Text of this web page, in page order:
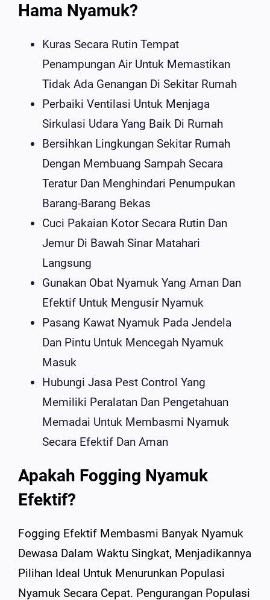
Hama Nyamuk?
Kuras Secara Rutin Tempat
Penampungan Air Untuk Memastikan
Tidak Ada Genangan Di Sekitar Rumah
Perbaiki Ventilasi Untuk Menjaga
Sirkulasi Udara Yang Baik Di Rumah
Bersihkan Lingkungan Sekitar Rumah
Dengan Membuang Sampah Secara
Teratur Dan Menghindari Penumpukan
Barang-Barang Bekas
Cuci Pakaian Kotor Secara Rutin Dan
Jemur Di Bawah Sinar Matahari
Langsung
Gunakan Obat Nyamuk Yang Aman Dan
Efektif Untuk Mengusir Nyamuk
Pasang Kawat Nyamuk Pada Jendela
Dan Pintu Untuk Mencegah Nyamuk
Masuk
Hubungi Jasa Pest Control Yang
Memiliki Peralatan Dan Pengetahuan
Memadai Untuk Membasmi Nyamuk
Secara Efektif Dan Aman
Apakah Fogging Nyamuk
Efektif?
Fogging Efektif Membasmi Banyak Nyamuk
Dewasa Dalam Waktu Singkat, Menjadikannya
Pilihan Ideal Untuk Menurunkan Populasi
Nyamuk Secara Cepat. Pengurangan Populasi